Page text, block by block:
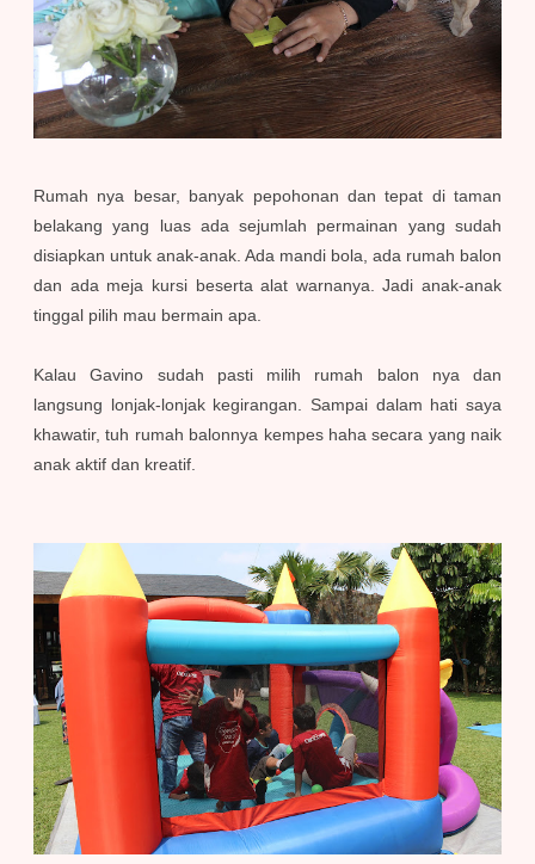
Rumah nya besar, banyak pepohonan dan tepat di taman
belakang yang luas ada sejumlah permainan yang sudah
disiapkan untuk anak-anak. Ada mandi bola, ada rumah balon
dan ada meja kursi beserta alat warnanya. Jadi anak-anak
tinggal pilih mau bermain apa.
Kalau Gavino sudah pasti milih rumah balon nya dan
langsung lonjak-lonjak kegirangan. Sampai dalam hati saya
khawatir, tuh rumah balonnya kempes haha secara yang naik
anak aktif dan kreatif.